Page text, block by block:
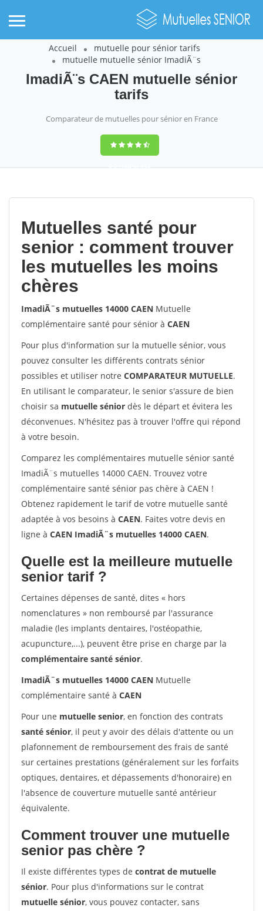
Accueil
mutuelle pour sénior tarifs
mutuelle mutuelle sénior ImadiÃ¨s
ImadiÃ¨s CAEN mutuelle sénior
tarifs
Comparateur de mutuelles pour sénior en France
9,2(100%)452
Mutuelles santé pour
senior : comment trouver
les mutuelles les moins
chères
ImadiÃ¨s mutuelles 14000 CAEN Mutuelle
complémentaire santé pour sénior à CAEN
Pour plus d'information sur la mutuelle sénior, vous
pouvez consulter les différents contrats sénior
possibles et utiliser notre COMPARATEUR MUTUELLE.
En utilisant le comparateur, le senior s'assure de bien
choisir sa mutuelle sénior dès le départ et évitera les
déconvenues. N'hésitez pas à trouver l'offre qui répond
à votre besoin.
Comparez les complémentaires mutuelle sénior santé
ImadiÃ¨s mutuelles 14000 CAEN. Trouvez votre
complémentaire santé sénior pas chère à CAEN !
Obtenez rapidement le tarif de votre mutuelle santé
adaptée à vos besoins à CAEN. Faites votre devis en
ligne à CAEN ImadiÃ¨s mutuelles 14000 CAEN.
Quelle est la meilleure mutuelle
senior tarif ?
Certaines dépenses de santé, dites « hors
nomenclatures » non remboursé par l'assurance
maladie (les implants dentaires, l'ostéopathie,
acupuncture,...), peuvent être prise en charge par la
complémentaire santé sénior.
ImadiÃ¨s mutuelles 14000 CAEN Mutuelle
complémentaire santé à CAEN
Pour une mutuelle senior, en fonction des contrats
santé sénior, il peut y avoir des délais d'attente ou un
plafonnement de remboursement des frais de santé
sur certaines prestations (généralement sur les forfaits
optiques, dentaires, et dépassements d'honoraire) en
l'absence de couverture mutuelle santé antérieur
équivalente.
Comment trouver une mutuelle
senior pas chère ?
Il existe différentes types de contrat de mutuelle
sénior. Pour plus d'informations sur le contrat
mutuelle sénior, vous pouvez contacter, sans